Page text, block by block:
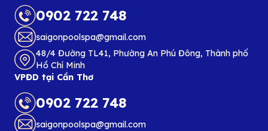
0902 722 748
saigonpoolspa@gmail.com
48/4 Đường TL41, Phường An Phú Đông, Thành phố
Hồ Chí Minh
VPĐD tại Cần Thơ
0902 722 748
saigonpoolspa@gmail.com